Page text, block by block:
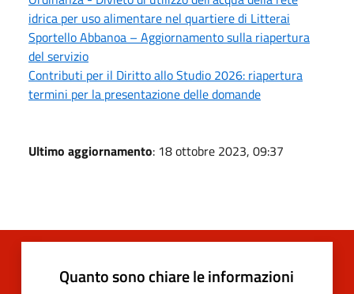
idrica per uso alimentare nel quartiere di Litterai
Sportello Abbanoa – Aggiornamento sulla riapertura
del servizio
Contributi per il Diritto allo Studio 2026: riapertura
termini per la presentazione delle domande
Ultimo aggiornamento: 18 ottobre 2023, 09:37
Quanto sono chiare le informazioni